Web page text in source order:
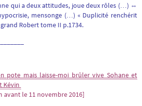
qui a deux attitudes, joue deux rôles (…) ⇔
mensonge (…) « Duplicité renchérit
Robert tome II p.1734.
pote mais laisse-moi brûler vive Sohane et
Kévin
avant le 11 novembre 2016]